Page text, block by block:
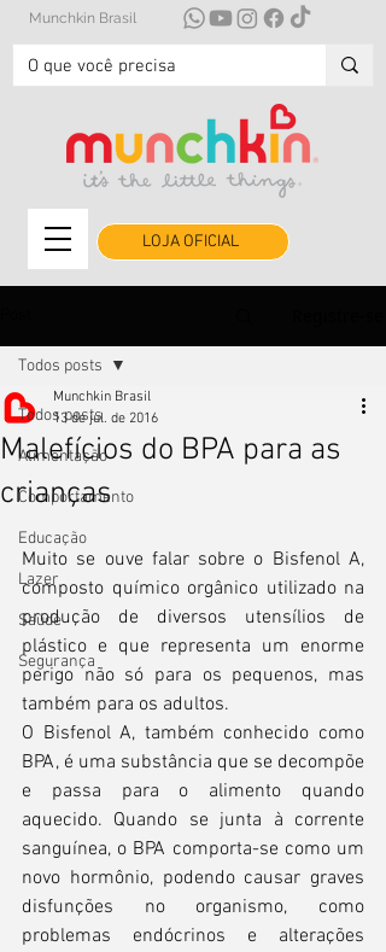
Munchkin Brasil
LOJA OFICIAL
Todos posts
Alimentação
Comportamento
Educação
Lazer
Saúde
Segurança
Todos posts
Malefícios do BPA para as
crianças
Munchkin Brasil
13 de jul. de 2016
Muito se ouve falar sobre o Bisfenol A,
composto químico orgânico utilizado na
produção de diversos utensílios de
plástico e que representa um enorme
perigo não só para os pequenos, mas
também para os adultos.
O Bisfenol A, também conhecido como
BPA, é uma substância que se decompõe
e passa para o alimento quando
aquecido. Quando se junta à corrente
sanguínea, o BPA comporta-se como um
novo hormônio, podendo causar graves
disfunções no organismo, como
problemas endócrinos e alterações